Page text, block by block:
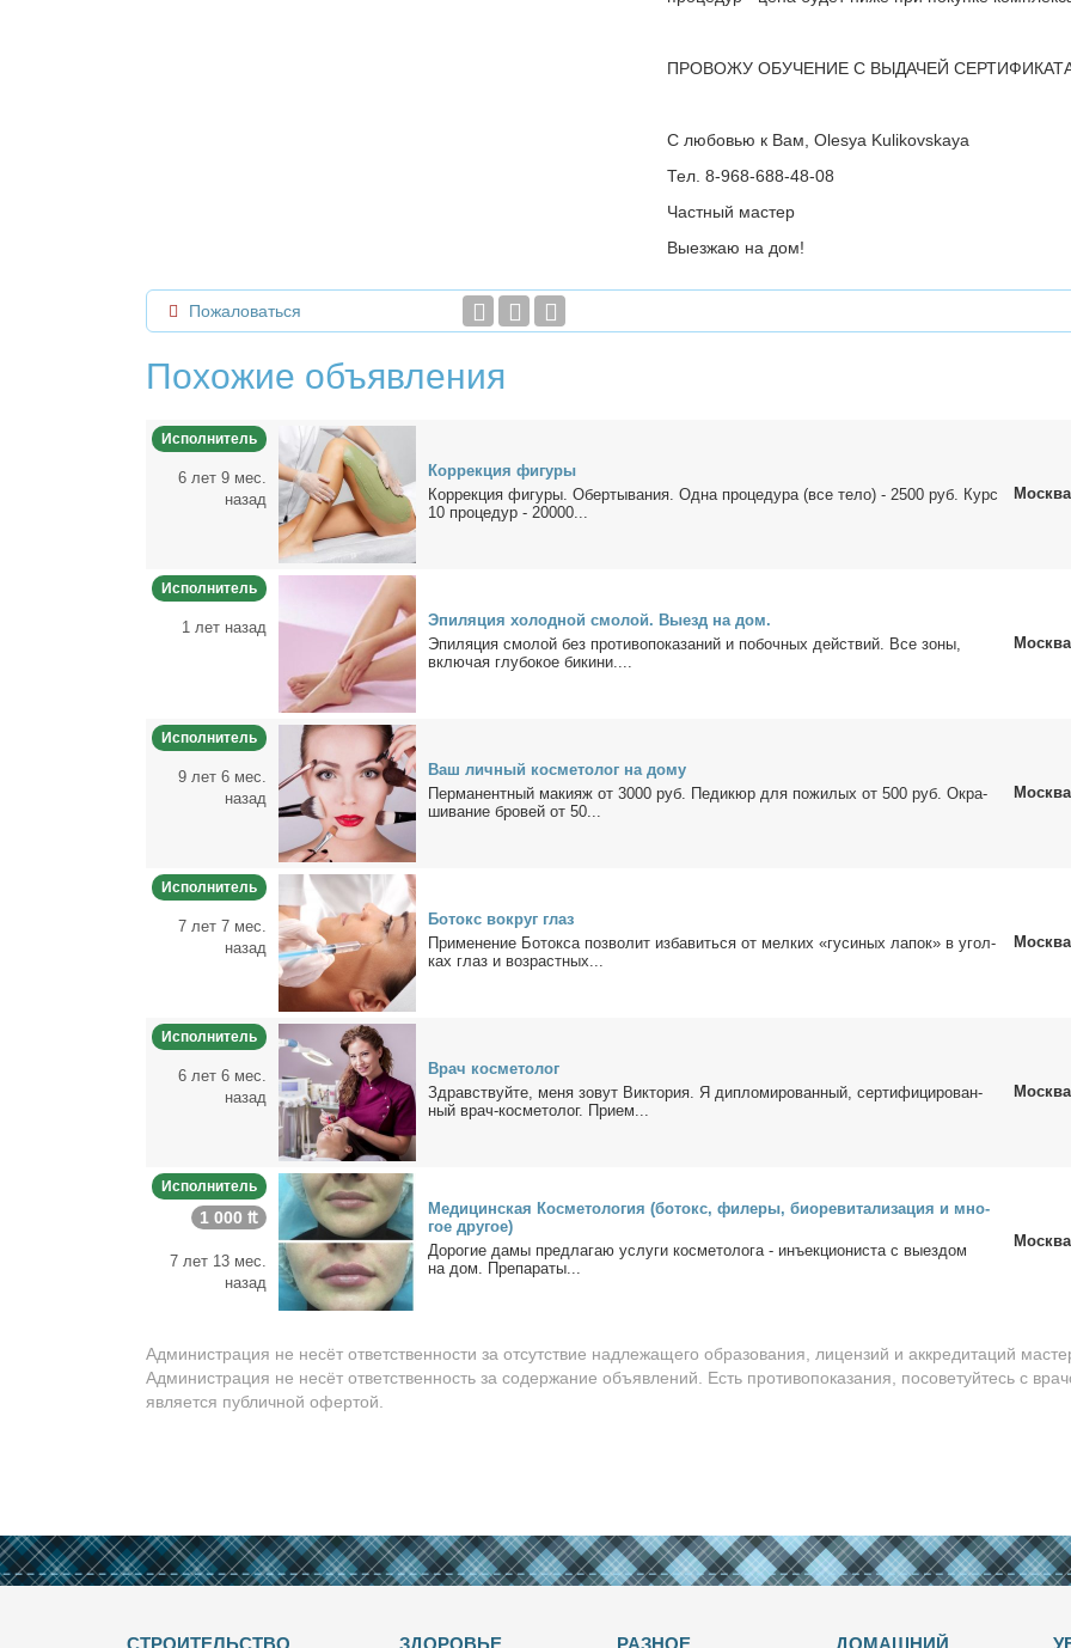
ПРОВОЖУ ОБУЧЕНИЕ С ВЫДАЧЕЙ
С любовью к Вам, Olesya Kulikovskaya
Тел. 8-968-688-48-08
Частный мастер
Выезжаю на дом!
Пожаловаться
Похожие объявления
Исполнитель
6 лет 9 мес.
назад
Кор­рек­ция фигу­ры
Кор­рек­ция фигу­ры. Обер­ты­ва­ния. Од­на про­це­ду­ра (все те­ло) - 2500 руб. Курс
10 про­це­дур - 20000...
Москва
Исполнитель
1 лет назад
Эпи­ля­ция хо­лод­ной смо­лой. Вы­езд на дом.
Эпи­ля­ция смо­лой без про­ти­во­по­ка­за­ний и по­боч­ных дей­ствий. Все зо­ны,
вклю­чая глу­бо­кое би­ки­ни....
Москва
Исполнитель
9 лет 6 мес.
назад
Ваш лич­ный кос­ме­то­лог на до­му
Пер­ма­нент­ный ма­ки­яж от 3000 руб. Пе­ди­кюр для по­жи­лых от 500 руб. Окра­
ши­ва­ние бро­вей от 50...
Москва
Исполнитель
7 лет 7 мес.
назад
Бо­токс во­круг глаз
При­ме­не­ние Бо­ток­са поз­во­лит из­ба­вить­ся от мел­ких «гу­си­ных ла­пок» в угол­
ках глаз и воз­раст­ных...
Москва
Исполнитель
6 лет 6 мес.
назад
Врач кос­ме­то­лог
Здрав­ствуй­те, ме­ня зо­вут Вик­то­рия. Я ди­пло­ми­ро­ван­ный, сер­ти­фи­ци­ро­ван­
ный врач-кос­ме­то­лог. При­ем...
Москва
Исполнитель
1 000 ₶
7 лет 13 мес.
назад
Ме­ди­цин­ская Кос­ме­то­ло­гия (бо­токс, филе­ры, био­ре­ви­та­ли­за­ция и мно­
гое дру­гое)
До­ро­гие да­мы пред­ла­гаю услу­ги кос­ме­то­ло­га - инъ­ек­ци­о­ни­ста с вы­ез­дом
на дом. Пре­па­ра­ты...
Москва
Администрация не несёт ответственности за отсутствие надлежащего образования, лицензий и аккредитаций
Администрация не несёт ответственность за содержание объявлений. Есть противопоказания, посоветуйтесь с
является публичной офертой.
СТРОИТЕЛЬСТВО ЗДОРОВЬЕ РАЗНОЕ ДОМАШНИЙ